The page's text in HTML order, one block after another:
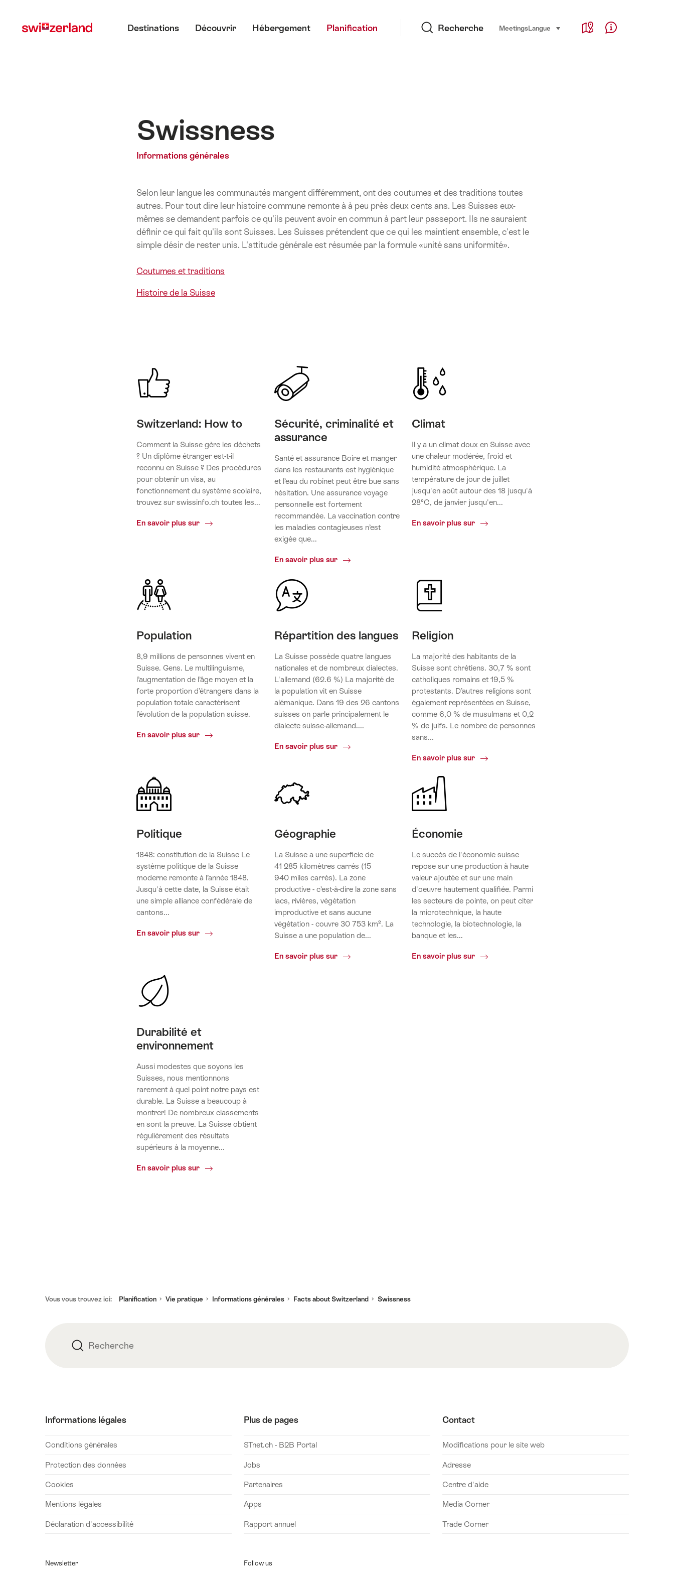
myswitzerland.com
Destinations Découvrir Hébergement Planification Recherche Language, region and important links
MeetingsLangue sélectionner (cliquer pour afficher)
Map Help & Contact
Swissness
Informations générales
Selon leur langue les communautés mangent différemment, ont des coutumes et des traditions toutes
autres. Pour tout dire leur histoire commune remonte à à peu près deux cents ans. Les Suisses eux-
mêmes se demandent parfois ce qu'ils peuvent avoir en commun à part leur passeport. Ils ne sauraient
définir ce qui fait qu'ils sont Suisses. Les Suisses prétendent que ce qui les maintient ensemble, c'est le
simple désir de rester unis. L'attitude générale est résumée par la formule «unité sans uniformité».
Coutumes et traditions
Histoire de la Suisse
Switzerland: How to
Comment la Suisse gère les déchets
? Un diplôme étranger est-t-il
reconnu en Suisse ? Des procédures
pour obtenir un visa, au
fonctionnement du système scolaire,
trouvez sur swissinfo.ch toutes les...
En savoir plus sur
Switzerland:
Sécurité, criminalité et
assurance
Santé et assurance Boire et manger
dans les restaurants est hygiénique
et l’eau du robinet peut être bue sans
hésitation. Une assurance voyage
personnelle est fortement
recommandée. La vaccination contre
les maladies contagieuses n’est
exigée que...
En savoir plus sur
Sécurité,
Climat
Il y a un climat doux en Suisse avec
une chaleur modérée, froid et
humidité atmosphérique. La
température de jour de juillet
jusqu'en août autour des 18 jusqu'à
28°C, de janvier jusqu'en...
En savoir plus sur Climat
Population
8,9 millions de personnes vivent en
Suisse. Gens. Le multilinguisme,
l’augmentation de l’âge moyen et la
forte proportion d’étrangers dans la
population totale caractérisent
l’évolution de la population suisse.
En savoir plus sur Population
Répartition des langues
La Suisse possède quatre langues
nationales et de nombreux dialectes.
L'allemand (62.6 %) La majorité de
la population vit en Suisse
alémanique. Dans 19 des 26 cantons
suisses on parle principalement le
dialecte suisse-allemand....
En savoir plus sur
Répartition
Religion
La majorité des habitants de la
Suisse sont chrétiens. 30,7 % sont
catholiques romains et 19,5 %
protestants. D’autres religions sont
également représentées en Suisse,
comme 6,0 % de musulmans et 0,2
% de juifs. Le nombre de personnes
sans...
En savoir plus sur Religion
Politique
1848: constitution de la Suisse Le
système politique de la Suisse
moderne remonte à l’année 1848.
Jusqu'à cette date, la Suisse était
une simple alliance confédérale de
cantons...
En savoir plus sur Politique
Géographie
La Suisse a une superficie de
41 285 kilomètres carrés (15
940 miles carrés). La zone
productive - c’est-à-dire la zone sans
lacs, rivières, végétation
improductive et sans aucune
végétation - couvre 30 753 km². La
Suisse a une population de...
En savoir plus sur Géographie
Économie
Le succès de l'économie suisse
repose sur une production à haute
valeur ajoutée et sur une main
d'oeuvre hautement qualifiée. Parmi
les secteurs de pointe, on peut citer
la microtechnique, la haute
technologie, la biotechnologie, la
banque et les...
En savoir plus sur Économie
Durabilité et
environnement
Aussi modestes que soyons les
Suisses, nous mentionnons
rarement à quel point notre pays est
durable. La Suisse a beaucoup à
montrer! De nombreux classements
en sont la preuve. La Suisse obtient
régulièrement des résultats
supérieurs à la moyenne...
En savoir plus sur
Durabilité
Vous vous trouvez ici: Planification Vie pratique Informations générales Facts about Switzerland Swissness
RechercheRecherche
Informations légales
Conditions générales
Protection des données
Cookies
Mentions légales
Déclaration d'accessibilité
Plus de pages
STnet.ch - B2B Portal
Jobs
Partenaires
Apps
Rapport annuel
Contact
Modifications pour le site web
Adresse
Centre d'aide
Media Corner
Trade Corner
Newsletter Follow us